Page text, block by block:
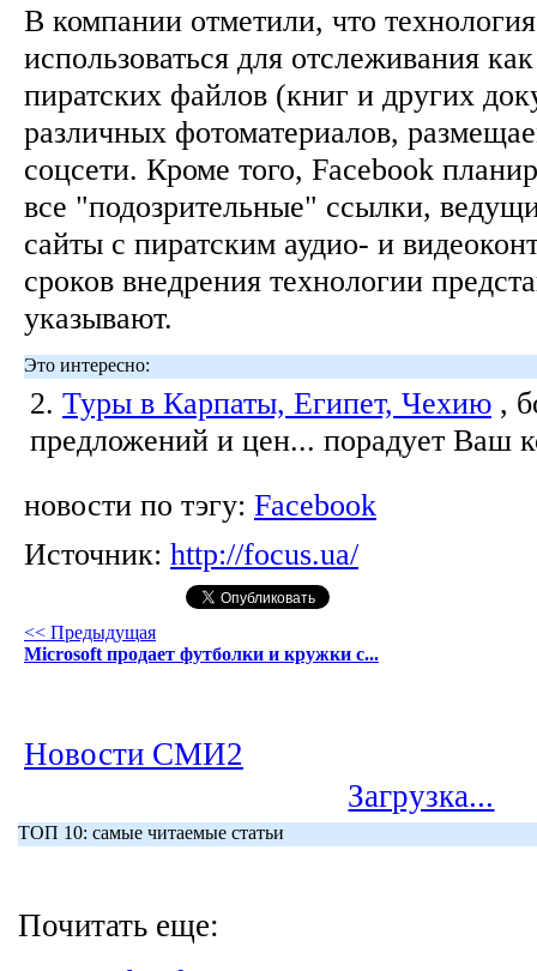
В компании отметили, что
использоваться для отслеживания
пиратских файлов (книг и других
различных фотоматериалов,
соцсети. Кроме того, Facebook
все "подозрительные" ссылки,
сайты с пиратским аудио- и
сроков внедрения технологии
указывают.
Это интересно:
2. Туры в Карпаты, Египет, Чехию ,
предложений и цен... порадует Ваш
новости по тэгу: Facebook
Источник: http://focus.ua/
<< Предыдущая
Microsoft продает футболки и кружки с...
Новости СМИ2
Загрузка...
ТОП 10: самые читаемые статьи
Почитать еще: